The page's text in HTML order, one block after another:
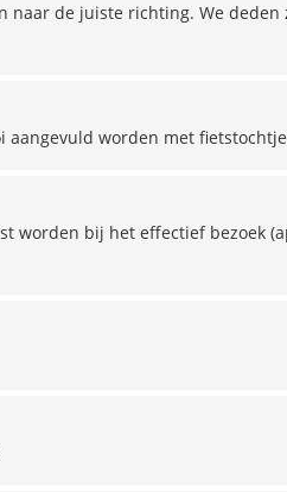
de juiste richting. We
aangevuld worden met
worden bij het effectief bezoek